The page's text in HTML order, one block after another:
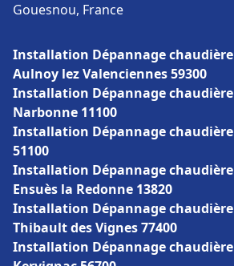
Gouesnou, France
Installation Dépannage
Aulnoy lez Valenciennes 59300
Installation Dépannage
Narbonne 11100
Installation Dépannage
51100
Installation Dépannage
Ensuès la Redonne 13820
Installation Dépannage
Thibault des Vignes 77400
Installation Dépannage